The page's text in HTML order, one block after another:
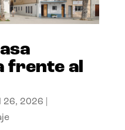
frente al
26, 2026